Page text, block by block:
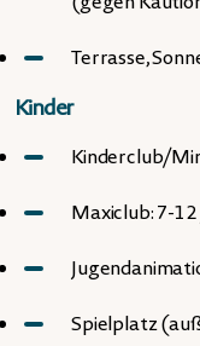
Terrasse,
Kinder
Kinderclub/
Maxiclub: 7-12
Spielplatz